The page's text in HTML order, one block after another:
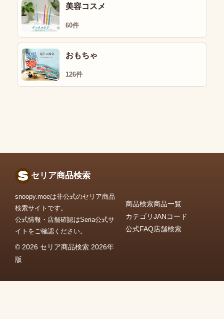
美容コスメ
60件
おもちゃ
126件
セリア商品検索
snoopy.moeは非公式のセリア商品
検索サイトです。
公式情報・店舗確認はSeria公式サ
イトをご確認ください。
© 2026 セリア商品検索 2026年
版
商品検索商品一覧
カテゴリJANコード
公式FAQ店舗検索